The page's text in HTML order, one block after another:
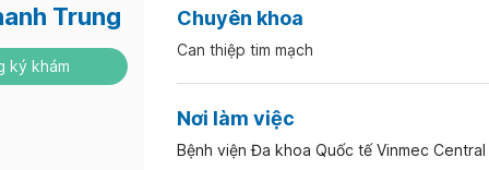
Trung
ký khám
Chuyên khoa
Can thiệp tim mạch
Nơi làm việc
Bệnh viện Đa khoa Quốc tế Vinmec Central